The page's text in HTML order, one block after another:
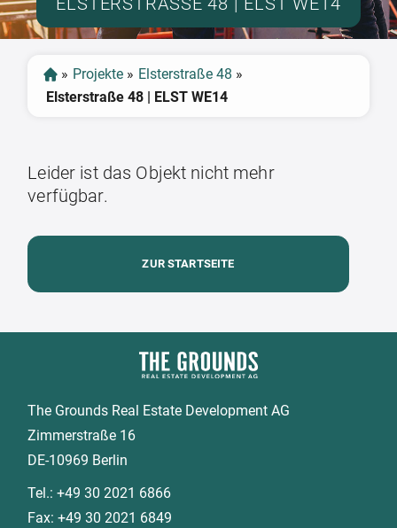
» Projekte » Elsterstraße 48 »
Elsterstraße 48 | ELST WE14
Leider ist das Objekt nicht mehr
verfügbar.
ZUR STARTSEITE
The Grounds Real Estate Development AG
Zimmerstraße 16
DE-10969 Berlin
Tel.:+49 30 2021 6866
Fax:+49 30 2021 6849